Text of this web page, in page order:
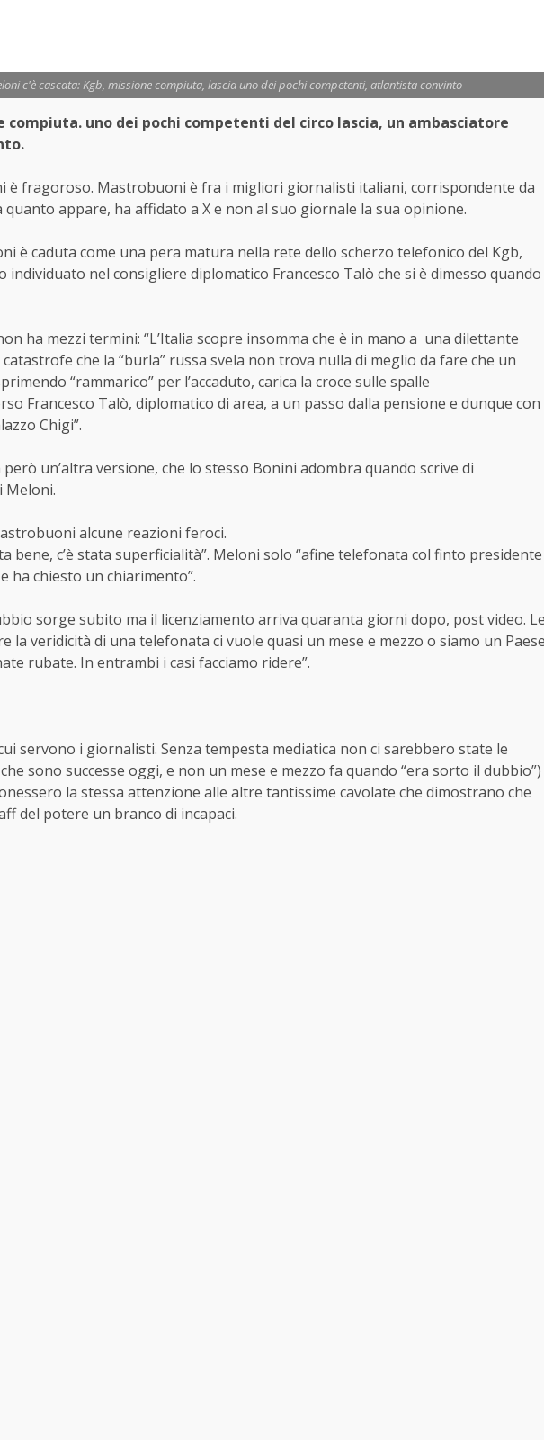
c'è cascata: Kgb, missione compiuta, lascia uno dei pochi competenti, atlantista convinto
compiuta. uno dei pochi competenti del circo lascia, un ambasciatore
è fragoroso. Mastrobuoni è fra i migliori giornalisti italiani, corrispondente da
quanto appare, ha affidato a X e non al suo giornale la sua opinione.
è caduta come una pera matura nella rete dello scherzo telefonico del Kgb,
nel consigliere diplomatico Francesco Talò che si è dimesso quando
ha mezzi termini: “L’Italia scopre insomma che è in mano a una dilettante
che la “burla” russa svela non trova nulla di meglio da fare che un
“rammarico” per l’accaduto, carica la croce sulle spalle
Francesco Talò, diplomatico di area, a un passo dalla pensione e dunque con
Chigi”.
un’altra versione, che lo stesso Bonini adombra quando scrive di
Meloni.
alcune reazioni feroci.
bene, c’è stata superficialità”. Meloni solo “afine telefonata col finto presidente
ha chiesto un chiarimento”.
sorge subito ma il licenziamento arriva quaranta giorni dopo, post video.
la veridicità di una telefonata ci vuole quasi un mese e mezzo o siamo un
rubate. In entrambi i casi facciamo ridere”.
servono i giornalisti. Senza tempesta mediatica non ci sarebbero state le
sono successe oggi, e non un mese e mezzo fa quando “era sorto il dubbio”)
la stessa attenzione alle altre tantissime cavolate che dimostrano che
del potere un branco di incapaci.